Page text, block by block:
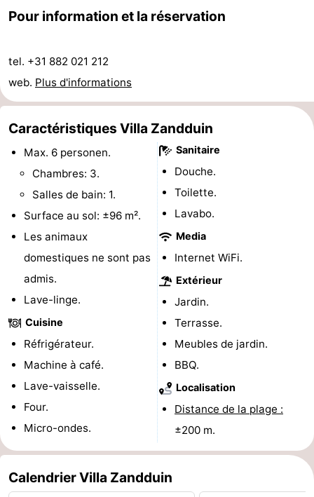
jeux
de
intérieures
Bowling
-
de
mini-
de
bien-
Villages
&
Nature
Faire
vélo
-
Équitation
-
Terrains
de
golf
-
Surfen
-
Peche
Sportive
Equitation
Glossopètre
Observation
des
Boire
Pour information et la réservation
tel. +31 882 021 212
web. Plus d'informations
Caractéristiques Villa Zandduin
Max. 6 personen.
Chambres: 3.
Salles de bain: 1.
Surface au sol: ±96 m².
Les animaux
domestiques ne sont pas
admis.
Lave-linge.
Cuisine
Réfrigérateur.
Machine à café.
Lave-vaisselle.
Four.
Micro-ondes.
Sanitaire
Douche.
Toilette.
Lavabo.
Media
Internet WiFi.
Extérieur
Jardin.
Terrasse.
Meubles de jardin.
BBQ.
Localisation
Distance de la plage :
±200 m.
Calendrier Villa Zandduin